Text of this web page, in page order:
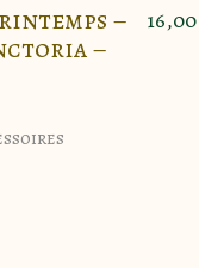
–
–
16,00
Marion Talpin